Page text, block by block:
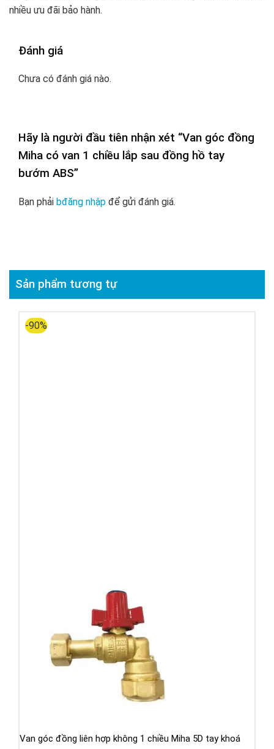
nhiều ưu đãi bảo hành.
Đánh giá
Chưa có đánh giá nào.
Hãy là người đầu tiên nhận xét “Van góc đồng
Miha có van 1 chiều lắp sau đồng hồ tay
bướm ABS”
Bạn phải bđăng nhập để gửi đánh giá.
Sản phẩm tương tự
-90%
Van góc đồng liên hợp không 1 chiều Miha 5D tay khoá